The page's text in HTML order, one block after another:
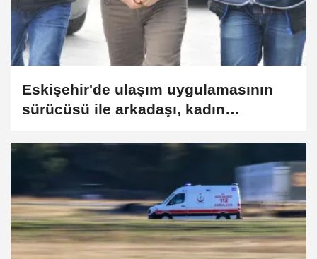
Eskişehir'de ulaşım uygulamasının
sürücüsü ile arkadaşı, kadın
müşteriyi gasbettiği iddiasıyla
tutuklandı